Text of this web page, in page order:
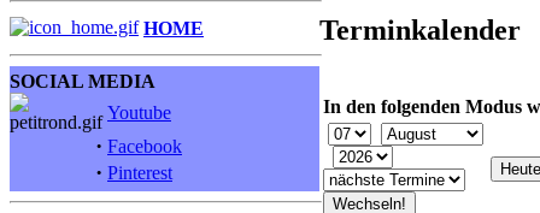
HOME
SOCIAL MEDIA
Youtube
· Facebook
· Pinterest
Terminkalender
In den folgenden Modus